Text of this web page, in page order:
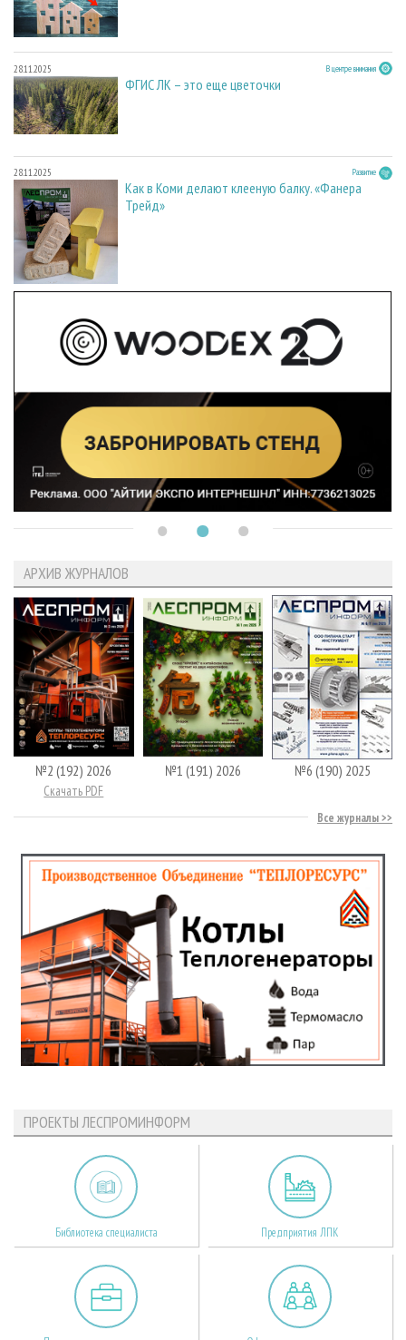
28.11.2025 В центре внимания
ФГИС ЛК – это еще цветочки
28.11.2025 Развитие
Как в Коми делают клееную балку. «Фанера
Трейд»
АРХИВ ЖУРНАЛОВ
№2 (192) 2026
Скачать PDF
№1 (191) 2026 №6 (190) 2025
Все журналы
ПРОЕКТЫ ЛЕСПРОМИНФОРМ
Библиотека специалиста Предприятия ЛПК